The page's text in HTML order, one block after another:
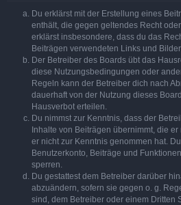
Du erklärst mit der Erstellung eines
enthält, die gegen geltendes Recht
erklärst insbesondere, dass du das
Beiträgen verwendeten Links und
Der Betreiber des Boards übt das
diese Nutzungsbedingungen oder
Regeln kann der Betreiber dich nach
dauerhaft von der Nutzung dieses
Hausverbot erteilen.
Du nimmst zur Kenntnis, dass der
Inhalte von Beiträgen übernimmt, die
er nicht zur Kenntnis genommen hat.
Benutzerkonto, Beiträge und
sperren.
Du gestattest dem Betreiber darüber
abzuändern, sofern sie gegen o. g.
sind, dem Betreiber oder einem Dritten